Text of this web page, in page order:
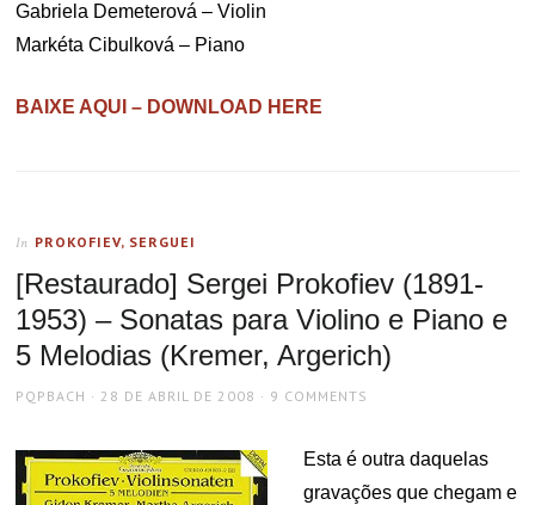
Gabriela Demeterová – Violin
Markéta Cibulková – Piano
BAIXE AQUI – DOWNLOAD HERE
In PROKOFIEV, SERGUEI
[Restaurado] Sergei Prokofiev (1891-
1953) – Sonatas para Violino e Piano e
5 Melodias (Kremer, Argerich)
AUTHOR
PQPBACH
POSTED
28 DE ABRIL DE 2008 9 COMMENTS
Esta é outra daquelas
gravações que chegam e